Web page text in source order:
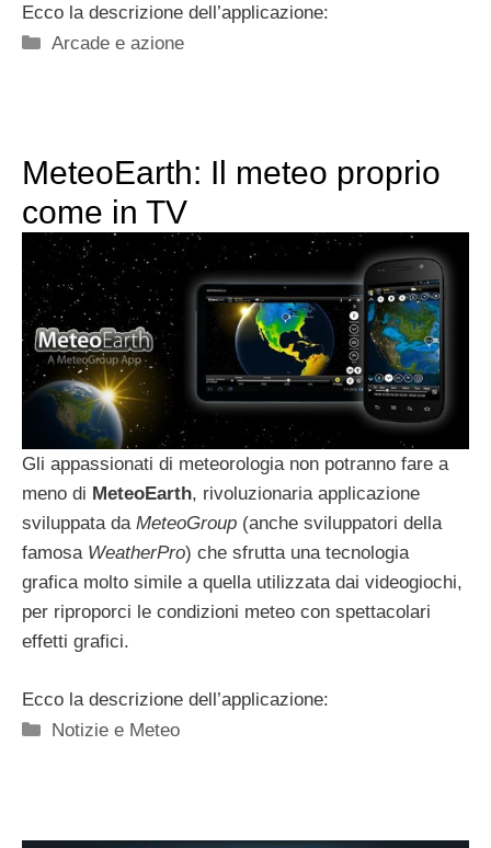
Ecco la descrizione dell’applicazione:
Categorie
Arcade e azione
MeteoEarth: Il meteo proprio
come in TV
Gli appassionati di meteorologia non potranno fare a
meno di MeteoEarth, rivoluzionaria applicazione
sviluppata da MeteoGroup (anche sviluppatori della
famosa WeatherPro) che sfrutta una tecnologia
grafica molto simile a quella utilizzata dai videogiochi,
per riproporci le condizioni meteo con spettacolari
effetti grafici.
Ecco la descrizione dell’applicazione:
Categorie
Notizie e Meteo